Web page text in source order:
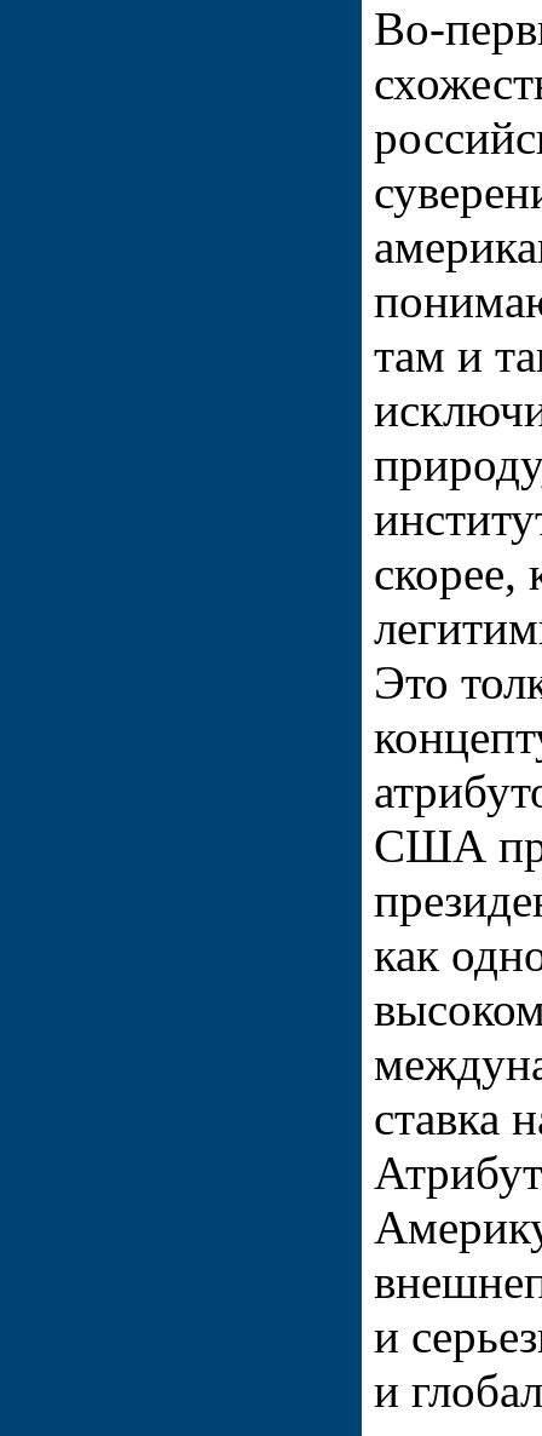
Во-
там и
скорее,
Это
США
как
ставка
и
и